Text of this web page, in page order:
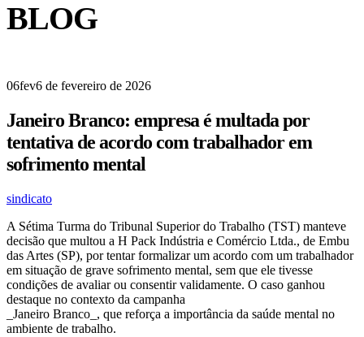
BLOG
06fev6 de fevereiro de 2026
Janeiro Branco: empresa é multada por
tentativa de acordo com trabalhador em
sofrimento mental
sindicato
A Sétima Turma do Tribunal Superior do Trabalho (TST) manteve
decisão que multou a H Pack Indústria e Comércio Ltda., de Embu
das Artes (SP), por tentar formalizar um acordo com um trabalhador
em situação de grave sofrimento mental, sem que ele tivesse
condições de avaliar ou consentir validamente. O caso ganhou
destaque no contexto da campanha
_Janeiro Branco_, que reforça a importância da saúde mental no
ambiente de trabalho.